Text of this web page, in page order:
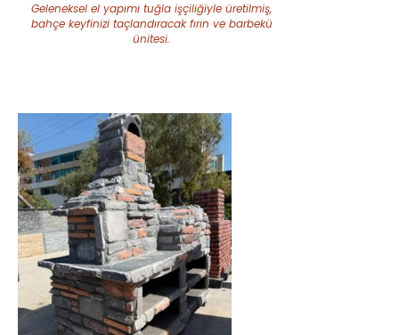
Geleneksel el yapımı tuğla işçiliğiyle üretilmiş,
bahçe keyfinizi taçlandıracak fırın ve barbekü
ünitesi.